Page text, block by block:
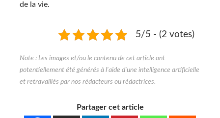
de la vie.
5/5 - (2 votes)
Partager cet article